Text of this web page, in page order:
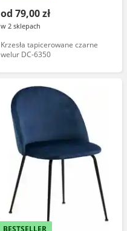
od 79,00 zł
w 2 sklepach
Krzesła tapicerowane czarne
welur DC-6350
BESTSELLER